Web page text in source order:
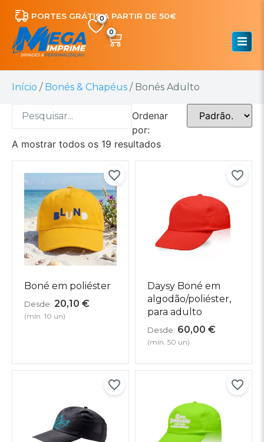
PORTES GRÁTIS A PARTIR DE 50€
0
Início / Bonés & Chapéus / Bonés Adulto
Ordenar
por:
A mostrar todos os 19 resultados
Boné em poliéster
Desde: 20,10 €
(mín. 10 un)
Daysy Boné em
algodão/poliéster,
para adulto
Desde: 60,00 €
(mín. 50 un)